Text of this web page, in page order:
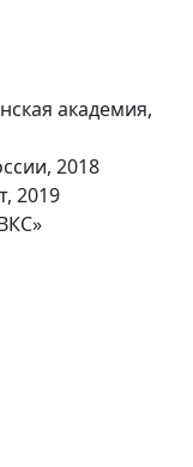
академия,
2018
2019